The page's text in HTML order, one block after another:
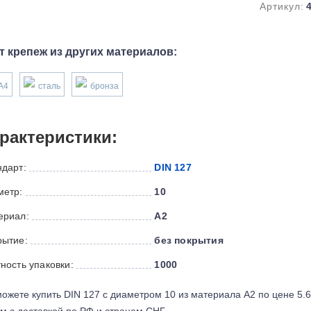
Артикул:
крепеж из других материалов:
сталь бронза
DIN 127
10
А2
без покрытия
упаковки: 1000
купить DIN 127 с диаметром 10 из материала А2 по цене